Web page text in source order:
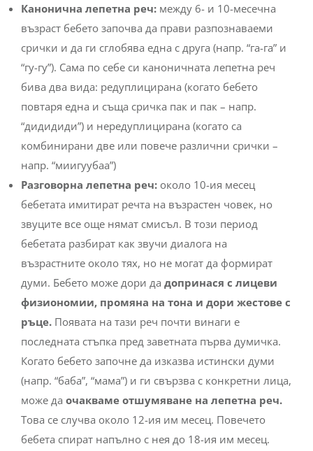
Канонична лепетна реч:между 6- и 10-месечна
възраст бебето започва да прави разпознаваеми
срички и да ги сглобява една с друга (напр. “га-га” и
“гу-гу”). Сама по себе си каноничната лепетна реч
бива два вида: редуплицирана (когато бебето
повтаря една и съща сричка пак и пак – напр.
“дидидиди”) и нередуплицирана (когато са
комбинирани две или повече различни срички –
напр. “миигуубаа”)
Разговорна лепетна реч: около 10-ия месец
бебетата имитират речта на възрастен човек, но
звуците все още нямат смисъл. В този период
бебетата разбират как звучи диалога на
възрастните около тях, но не могат да формират
думи. Бебето може дори да допринася с лицеви
физиономии, промяна на тона и дори жестове с
ръце. Появата на тази реч почти винаги е
последната стъпка пред заветната първа думичка.
Когато бебето започне да изказва истински думи
(напр. “баба”, “мама”) и ги свързва с конкретни лица,
може да очакваме отшумяване на лепетна реч.
Това се случва около 12-ия им месец. Повечето
бебета спират напълно с нея до 18-ия им месец.